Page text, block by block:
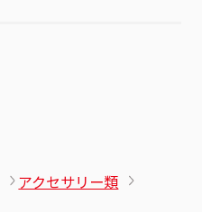
アクセサリー類